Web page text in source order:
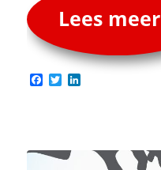
Lees meer
Facebook
TwitterLinkedIn